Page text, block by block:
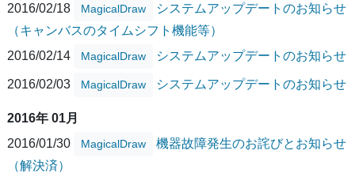
2016/02/18 MagicalDraw
システムアップデートのお知らせ
（キャンバスのタイムシフト機能等）
2016/02/14
MagicalDraw システムアップデートのお知らせ
2016/02/03 MagicalDraw システムアップデートのお知らせ
2016年 01月
2016/01/30
MagicalDraw
機器故障発生のお詫びとお知らせ
（解決済）